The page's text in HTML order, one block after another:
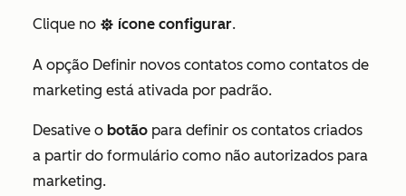
Clique no settings ícone configurar.
A opção Definir novos contatos como contatos de
marketing está ativada por padrão.
Desative o botão para definir os contatos criados
a partir do formulário como não autorizados para
marketing.